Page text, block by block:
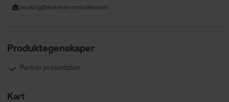
booking@ankenes-romutleie.com
Produktegenskaper
Partner presentation
Kart